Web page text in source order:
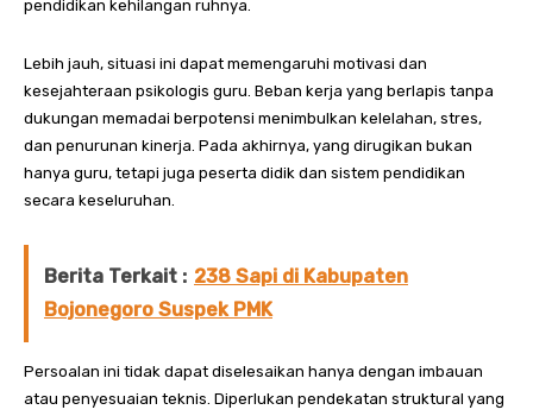
pendidikan kehilangan ruhnya.
Lebih jauh, situasi ini dapat memengaruhi motivasi dan
kesejahteraan psikologis guru. Beban kerja yang berlapis tanpa
dukungan memadai berpotensi menimbulkan kelelahan, stres,
dan penurunan kinerja. Pada akhirnya, yang dirugikan bukan
hanya guru, tetapi juga peserta didik dan sistem pendidikan
secara keseluruhan.
Berita Terkait : 238 Sapi di Kabupaten
Bojonegoro Suspek PMK
Persoalan ini tidak dapat diselesaikan hanya dengan imbauan
atau penyesuaian teknis. Diperlukan pendekatan struktural yang